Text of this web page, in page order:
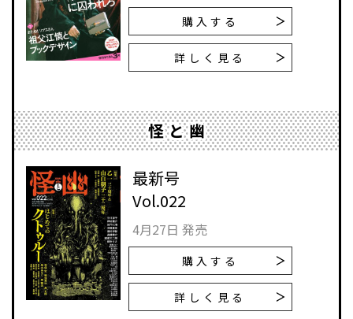
購入する
詳しく見る
怪と幽
最新号
Vol.022
4月27日 発売
購入する
詳しく見る